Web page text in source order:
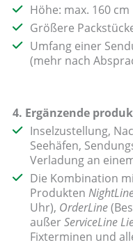
Höhe: max. 160 cm
Größere
Umfang einer
(mehr nach
4. Ergänzende
Inselzustellung,
Seehäfen,
Verladung an
Die Kombination
Produkten
Uhr), OrderLine
außerServiceLine
Fixterminen und